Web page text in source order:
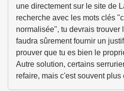
une directement sur le site de
recherche avec les mots clés
normalisée", tu devrais trouver
faudra sûrement fournir un
prouver que tu es bien le
Autre solution, certains
refaire, mais c'est souvent plus